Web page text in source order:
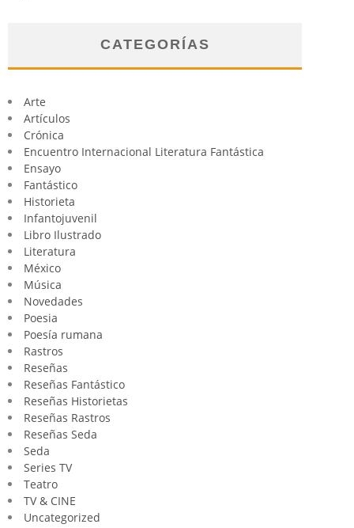
CATEGORÍAS
Arte
Artículos
Crónica
Encuentro Internacional Literatura Fantástica
Ensayo
Fantástico
Historieta
Infantojuvenil
Libro Ilustrado
Literatura
México
Música
Novedades
Poesia
Poesía rumana
Rastros
Reseñas
Reseñas Fantástico
Reseñas Historietas
Reseñas Rastros
Reseñas Seda
Seda
Series TV
Teatro
TV & CINE
Uncategorized